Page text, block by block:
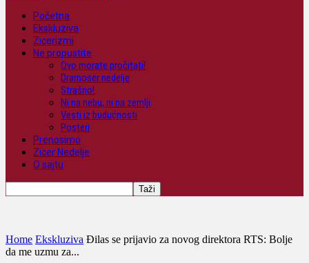
Početna
Ekskluziva
Zicerizmi
Ne propustite
Ovo morate pročitati!
Dramoser nedelje
Strašno!
Ni na nebu, ni na zemlji
Vesti iz budućnosti
Posteri
Prenosimo
Zicer Nedelje
O sajtu
Home Ekskluziva Đilas se prijavio za novog direktora RTS: Bolje
da me uzmu za...